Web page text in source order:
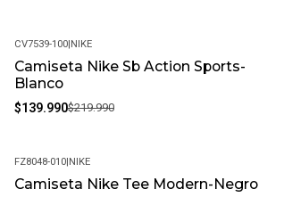
-36%
CV7539-100|NIKE
Camiseta Nike Sb Action Sports-
Blanco
$139.990$219.990
-20%
FZ8048-010|NIKE
Camiseta Nike Tee Modern-Negro